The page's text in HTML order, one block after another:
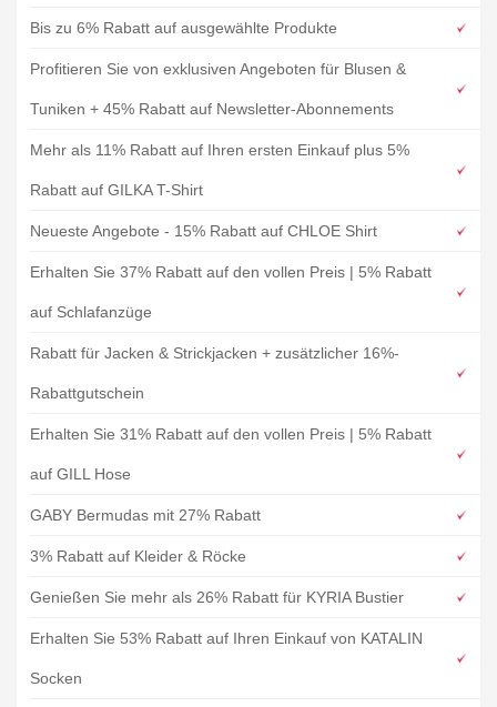
Bis zu 6% Rabatt auf ausgewählte Produkte
Profitieren Sie von exklusiven Angeboten für Blusen &
Tuniken + 45% Rabatt auf Newsletter-Abonnements
Mehr als 11% Rabatt auf Ihren ersten Einkauf plus 5%
Rabatt auf GILKA T-Shirt
Neueste Angebote - 15% Rabatt auf CHLOE Shirt
Erhalten Sie 37% Rabatt auf den vollen Preis | 5% Rabatt
auf Schlafanzüge
Rabatt für Jacken & Strickjacken + zusätzlicher 16%-
Rabattgutschein
Erhalten Sie 31% Rabatt auf den vollen Preis | 5% Rabatt
auf GILL Hose
GABY Bermudas mit 27% Rabatt
3% Rabatt auf Kleider & Röcke
Genießen Sie mehr als 26% Rabatt für KYRIA Bustier
Erhalten Sie 53% Rabatt auf Ihren Einkauf von KATALIN
Socken